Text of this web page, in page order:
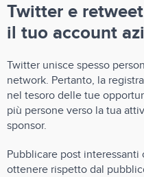
Twitter e
il tuo account
Twitter unisce spesso
network. Pertanto, la
nel tesoro delle tue
più persone verso la tua
sponsor.
Pubblicare post
ottenere rispetto dal